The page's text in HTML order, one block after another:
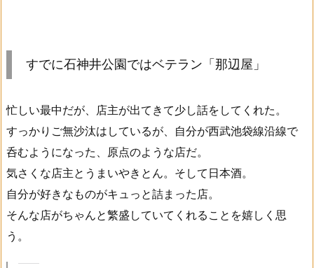
すでに石神井公園ではベテラン「那辺屋」
忙しい最中だが、店主が出てきて少し話をしてくれた。
すっかりご無沙汰はしているが、自分が西武池袋線沿線で
呑むようになった、原点のような店だ。
気さくな店主とうまいやきとん。そして日本酒。
自分が好きなものがキュっと詰まった店。
そんな店がちゃんと繁盛していてくれることを嬉しく思
う。